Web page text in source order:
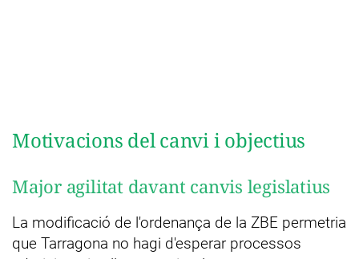
Motivacions del canvi i objectius
Major agilitat davant canvis legislatius
La modificació de l'ordenança de la ZBE permetria
que Tarragona no hagi d'esperar processos